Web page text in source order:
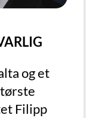
og et
Filipp